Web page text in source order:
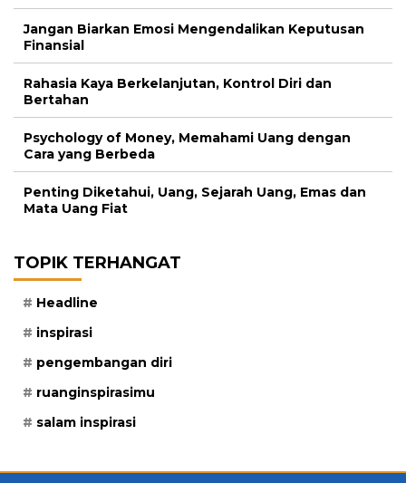
Jangan Biarkan Emosi Mengendalikan Keputusan
Finansial
Rahasia Kaya Berkelanjutan, Kontrol Diri dan
Bertahan
Psychology of Money, Memahami Uang dengan
Cara yang Berbeda
Penting Diketahui, Uang, Sejarah Uang, Emas dan
Mata Uang Fiat
TOPIK TERHANGAT
Headline
inspirasi
pengembangan diri
ruanginspirasimu
salam inspirasi